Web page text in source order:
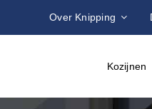
Over Knipping
Kozijnen